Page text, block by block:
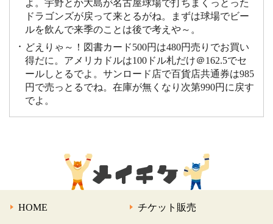
よ。宇野とか大島が名古屋球場で打ちまくっとった
ドラゴンズが戻って来とるがね。まずは球場でビー
ルを飲んで来季のことは後で考えや～。
どえりゃ～！図書カード500円は480円売りでお買い
得だに。アメリカドルは100ドル札だけ＠162.5でセ
ールしとるでよ。サンロード店で百貨店共通券は985
円で売っとるでね。在庫が無くなり次第990円に戻す
でよ。
HOME チケット販売